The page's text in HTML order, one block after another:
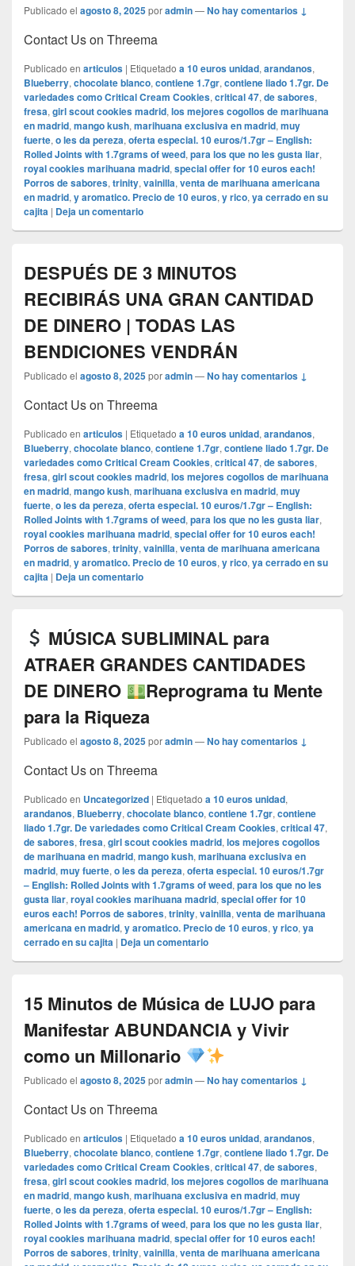
Publicado el agosto 8, 2025poradmin—No hay comentarios ↓
Contact Us on Threema
Publicado en articulos | Etiquetado a 10 euros unidad, arandanos,
Blueberry, chocolate blanco, contiene 1.7gr, contiene liado 1.7gr. De
variedades como Critical Cream Cookies, critical 47, de sabores,
fresa, girl scout cookies madrid, los mejores cogollos de marihuana
en madrid, mango kush, marihuana exclusiva en madrid, muy
fuerte, o les da pereza, oferta especial. 10 euros/1.7gr – English:
Rolled Joints with 1.7grams of weed, para los que no les gusta liar,
royal cookies marihuana madrid, special offer for 10 euros each!
Porros de sabores, trinity, vainilla, venta de marihuana americana
en madrid, y aromatico. Precio de 10 euros, y rico, ya cerrado en su
cajita | Deja un comentario
DESPUÉS DE 3 MINUTOS
RECIBIRÁS UNA GRAN CANTIDAD
DE DINERO | TODAS LAS
BENDICIONES VENDRÁN
Publicado el agosto 8, 2025poradmin—No hay comentarios ↓
Contact Us on Threema
Publicado en articulos | Etiquetado a 10 euros unidad, arandanos,
Blueberry, chocolate blanco, contiene 1.7gr, contiene liado 1.7gr. De
variedades como Critical Cream Cookies, critical 47, de sabores,
fresa, girl scout cookies madrid, los mejores cogollos de marihuana
en madrid, mango kush, marihuana exclusiva en madrid, muy
fuerte, o les da pereza, oferta especial. 10 euros/1.7gr – English:
Rolled Joints with 1.7grams of weed, para los que no les gusta liar,
royal cookies marihuana madrid, special offer for 10 euros each!
Porros de sabores, trinity, vainilla, venta de marihuana americana
en madrid, y aromatico. Precio de 10 euros, y rico, ya cerrado en su
cajita | Deja un comentario
MÚSICA SUBLIMINAL para
ATRAER GRANDES CANTIDADES
DE DINERO
Reprograma tu Mente
para la Riqueza
Publicado el agosto 8, 2025poradmin—No hay comentarios ↓
Contact Us on Threema
Publicado en Uncategorized | Etiquetado a 10 euros unidad,
arandanos, Blueberry, chocolate blanco, contiene 1.7gr, contiene
liado 1.7gr. De variedades como Critical Cream Cookies, critical 47,
de sabores, fresa, girl scout cookies madrid, los mejores cogollos
de marihuana en madrid, mango kush, marihuana exclusiva en
madrid, muy fuerte, o les da pereza, oferta especial. 10 euros/1.7gr
– English: Rolled Joints with 1.7grams of weed, para los que no les
gusta liar, royal cookies marihuana madrid, special offer for 10
euros each! Porros de sabores, trinity, vainilla, venta de marihuana
americana en madrid, y aromatico. Precio de 10 euros, y rico, ya
cerrado en su cajita | Deja un comentario
15 Minutos de Música de LUJO para
Manifestar ABUNDANCIA y Vivir
como un Millonario
Publicado el agosto 8, 2025poradmin—No hay comentarios ↓
Contact Us on Threema
Publicado en articulos | Etiquetado a 10 euros unidad, arandanos,
Blueberry, chocolate blanco, contiene 1.7gr, contiene liado 1.7gr. De
variedades como Critical Cream Cookies, critical 47, de sabores,
fresa, girl scout cookies madrid, los mejores cogollos de marihuana
en madrid, mango kush, marihuana exclusiva en madrid, muy
fuerte, o les da pereza, oferta especial. 10 euros/1.7gr – English:
Rolled Joints with 1.7grams of weed, para los que no les gusta liar,
royal cookies marihuana madrid, special offer for 10 euros each!
Porros de sabores, trinity, vainilla, venta de marihuana americana